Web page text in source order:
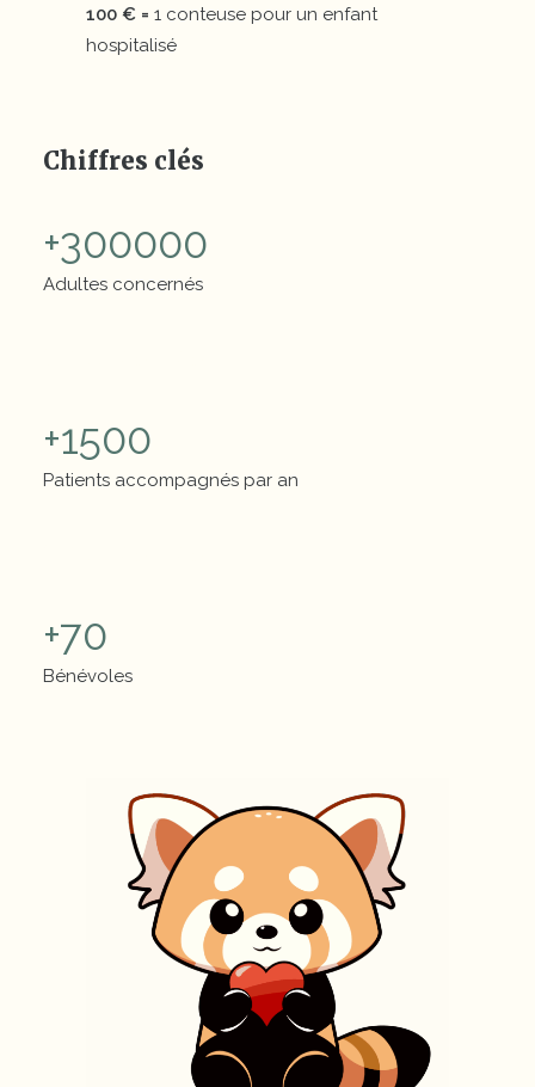
100 € = 1 conteuse pour un enfant
hospitalisé
Chiffres clés
+300000
Adultes concernés
+1500
Patients accompagnés par an
+70
Bénévoles